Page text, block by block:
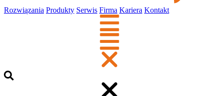
Rozwiązania Produkty Serwis Firma Kariera Kontakt